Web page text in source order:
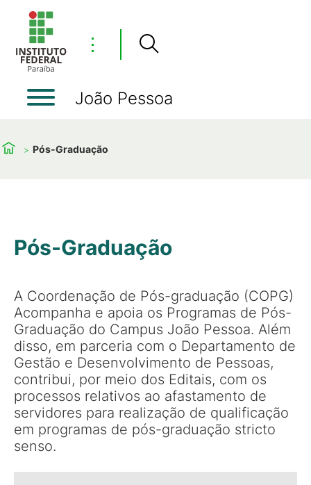
⋮
João Pessoa
Pós-Graduação
Pós-Graduação
A Coordenação de Pós-graduação (COPG)
Acompanha e apoia os Programas de Pós-
Graduação do Campus João Pessoa. Além
disso, em parceria com o Departamento de
Gestão e Desenvolvimento de Pessoas,
contribui, por meio dos Editais, com os
processos relativos ao afastamento de
servidores para realização de qualificação
em programas de pós-graduação stricto
senso.